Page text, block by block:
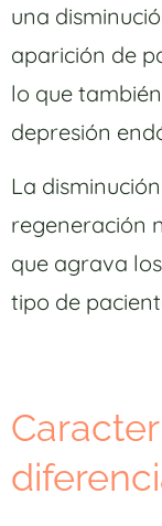
una
aparición de
lo que
depresión
La
regeneración
que agrava
tipo de